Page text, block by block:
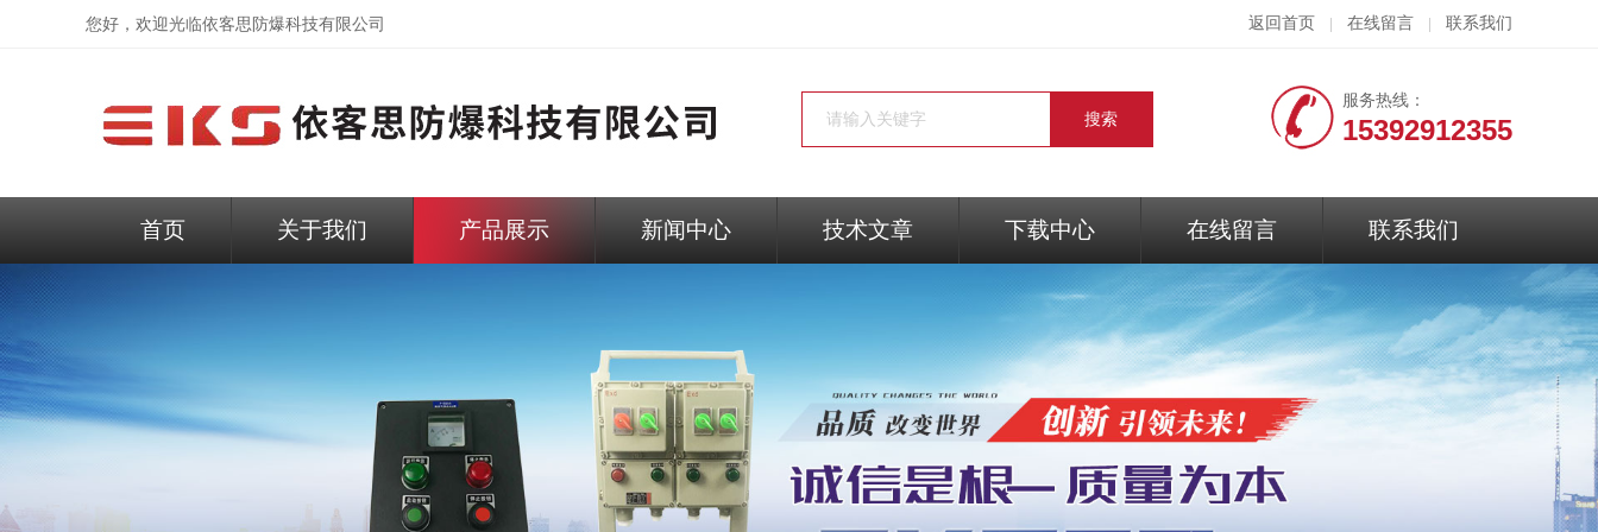
您好，欢迎光临依客思防爆科技有限公司 返回首页 在线留言 联系我们
服务热线：
15392912355
首页 关于我们 产品展示 新闻中心 技术文章 下载中心 在线留言 联系我们